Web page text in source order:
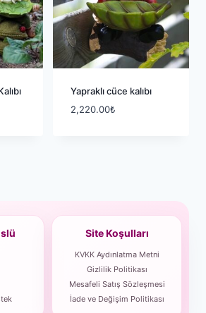
Yapraklı cüce kalıbı
2,220.00₺
Site Koşulları
KVKK Aydınlatma Metni
Gizlilik Politikası
Mesafeli Satış Sözleşmesi
İade ve Değişim Politikası